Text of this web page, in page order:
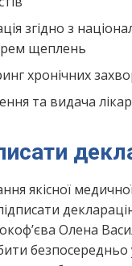
згідно з
щеплень
хронічних
та видача
якісної
Олена